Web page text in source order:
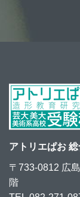
アトリエぱお 総
〒733-0812 広
階